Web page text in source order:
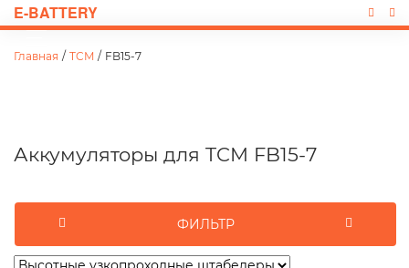
E-BATTERY
Главная / TCM / FB15-7
Аккумуляторы для TCM FB15-7
ФИЛЬТР